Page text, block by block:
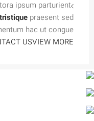
ipsum parturient.
praesent sed
hac ut congue.
VIEW MORE
US